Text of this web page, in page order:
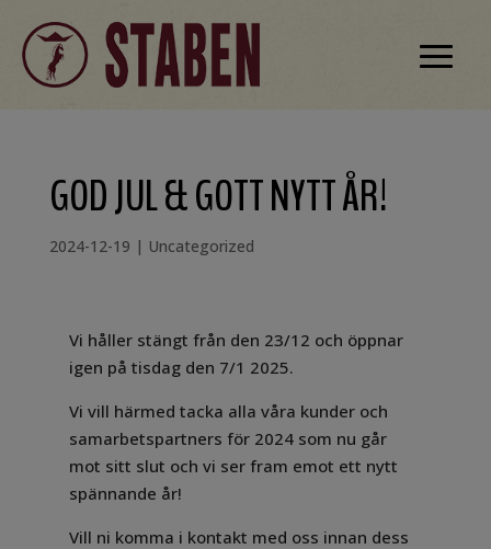
GOD JUL & GOTT NYTT ÅR!
2024-12-19 | Uncategorized
Vi håller stängt från den 23/12 och öppnar
igen på tisdag den 7/1 2025.
Vi vill härmed tacka alla våra kunder och
samarbetspartners för 2024 som nu går
mot sitt slut och vi ser fram emot ett nytt
spännande år!
Vill ni komma i kontakt med oss innan dess